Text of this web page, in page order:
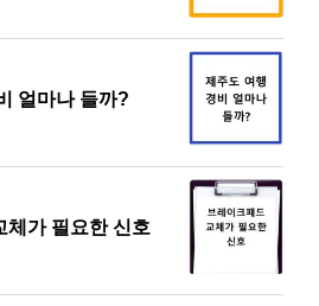
얼마나 들까?
체가 필요한 신호